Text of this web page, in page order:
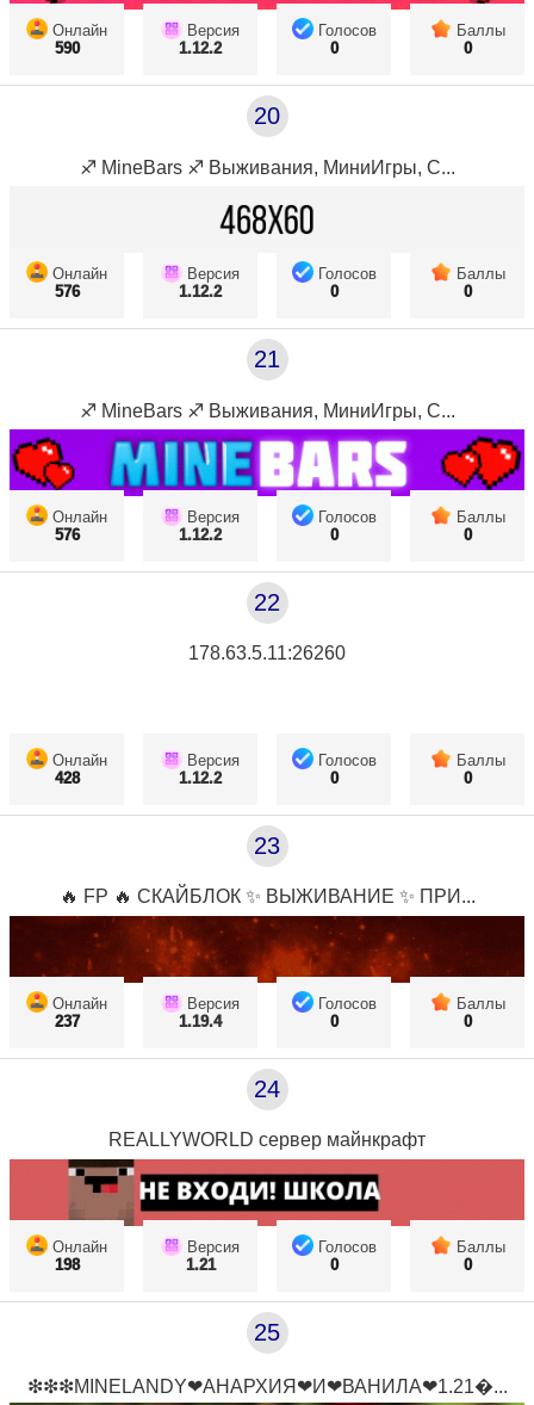
Онлайн
590
Версия
1.12.2
Голосов
0
Баллы
0
20
♐ MineBars ♐ Выживания, МиниИгры, С...
Онлайн
576
Версия
1.12.2
Голосов
0
Баллы
0
21
♐ MineBars ♐ Выживания, МиниИгры, С...
Онлайн
576
Версия
1.12.2
Голосов
0
Баллы
0
22
178.63.5.11:26260
Онлайн
428
Версия
1.12.2
Голосов
0
Баллы
0
23
🔥 FP 🔥 СКАЙБЛОК ✨ ВЫЖИВАНИЕ ✨ ПРИ...
Онлайн
237
Версия
1.19.4
Голосов
0
Баллы
0
24
REALLYWORLD сервер майнкрафт
Онлайн
198
Версия
1.21
Голосов
0
Баллы
0
25
❇❇❇MINELANDY❤АНАРХИЯ❤И❤ВАНИЛА❤1.21...